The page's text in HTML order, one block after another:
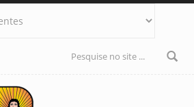
Formulário